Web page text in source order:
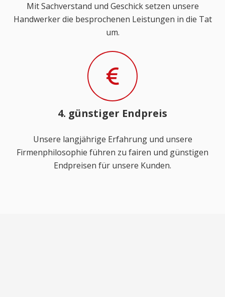
Mit Sachverstand und Geschick setzen unsere
Handwerker die besprochenen Leistungen in die Tat
um.
4. günstiger Endpreis
Unsere langjährige Erfahrung und unsere
Firmenphilosophie führen zu fairen und günstigen
Endpreisen für unsere Kunden.